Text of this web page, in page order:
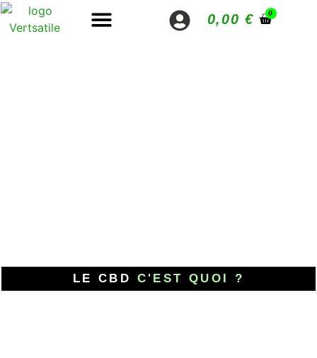
0,00€ 0
LE CBD C'EST QUOI ?